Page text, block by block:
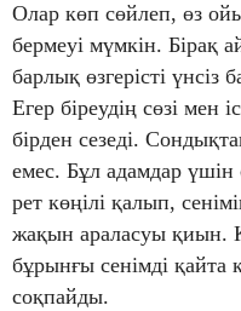
Олар көп сөйлеп, өз
бермеуі мүмкін. Бірақ
барлық өзгерісті үнсіз
Егер біреудің сөзі мен
бірден сезеді.
емес. Бұл адамдар
рет көңілі қалып,
жақын араласуы қиын.
бұрынғы сенімді қайта
соқпайды.